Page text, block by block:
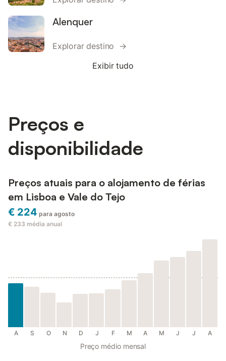
Alenquer
Explorar destino →
Exibir tudo
Preços e
disponibilidade
Preços atuais para o alojamento de férias
em Lisboa e Vale do Tejo
€ 224 para agosto
€ 233 média anual
A S O N D J F M A M J J A
Preço médio mensal